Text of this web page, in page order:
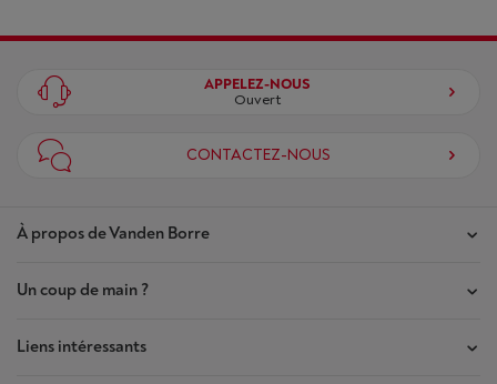
À propos de Vanden Borre
Nos magasins
Contrat de Confiance
Un coup de main ?
Mes commandes
Liens intéressants
APPELEZ-NOUS
Ouvert
CONTACTEZ-NOUS